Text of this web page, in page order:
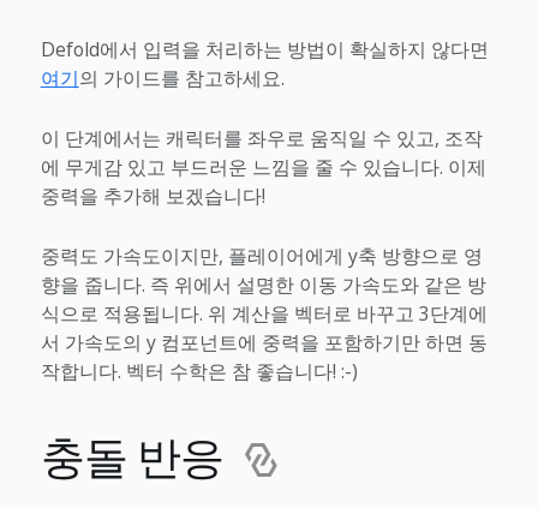
Defold에서 입력을 처리하는 방법이 확실하지 않다면
여기의 가이드를 참고하세요.
이 단계에서는 캐릭터를 좌우로 움직일 수 있고, 조작
에 무게감 있고 부드러운 느낌을 줄 수 있습니다. 이제
중력을 추가해 보겠습니다!
중력도 가속도이지만, 플레이어에게 y축 방향으로 영
향을 줍니다. 즉 위에서 설명한 이동 가속도와 같은 방
식으로 적용됩니다. 위 계산을 벡터로 바꾸고 3단계에
서 가속도의 y 컴포넌트에 중력을 포함하기만 하면 동
작합니다. 벡터 수학은 참 좋습니다! :-)
충돌 반응